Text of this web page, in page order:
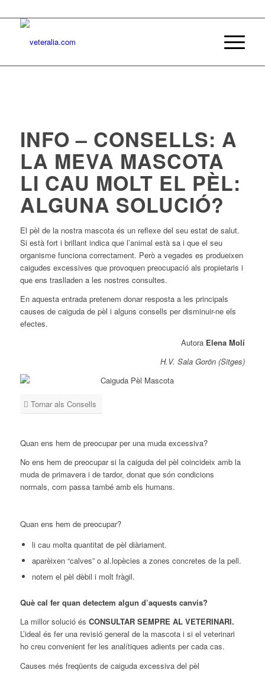
INFO – CONSELLS: A
LA MEVA MASCOTA
LI CAU MOLT EL PÈL:
ALGUNA SOLUCIÓ?
El pèl de la nostra mascota és un reflexe del seu estat de salut.
Si està fort i brillant indica que l’animal està sa i que el seu
organisme funciona correctament. Però a vegades es produeixen
caigudes excessives que provoquen preocupació als propietaris i
que ens traslladen a les nostres consultes.
En aquesta entrada pretenem donar resposta a les principals
causes de caiguda de pèl i alguns consells per disminuir-ne els
efectes.
Autora Elena Molí
H.V. Sala Gorön (Sitges)
Tornar als Consells
Quan ens hem de preocupar per una muda excessiva?
No ens hem de preocupar si la caiguda del pèl coincideix amb la
muda de primavera i de tardor, donat que són condicions
normals, com passa també amb els humans.
Quan ens hem de preocupar?
li cau molta quantitat de pèl diàriament.
aparèixen “calves” o al.lopècies a zones concretes de la pell.
notem el pèl dèbil i molt fràgil.
Què cal fer quan detectem algun d’aquests canvis?
La millor solució és CONSULTAR SEMPRE AL VETERINARI.
L’ideal és fer una revisió general de la mascota i si el veterinari
ho creu convenient fer les analítiques adients per cada cas.
Causes més freqüents de caiguda excessiva del pèl